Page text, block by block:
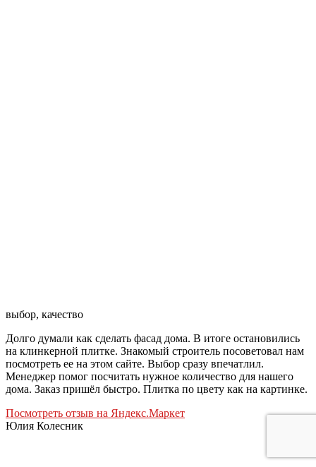
выбор, качество
Долго думали как сделать фасад дома. В итоге остановились
на клинкерной плитке. Знакомый строитель посоветовал нам
посмотреть ее на этом сайте. Выбор сразу впечатлил.
Менеджер помог посчитать нужное количество для нашего
дома. Заказ пришёл быстро. Плитка по цвету как на картинке.
Посмотреть отзыв на Яндекс.Маркет
Юлия Колесник